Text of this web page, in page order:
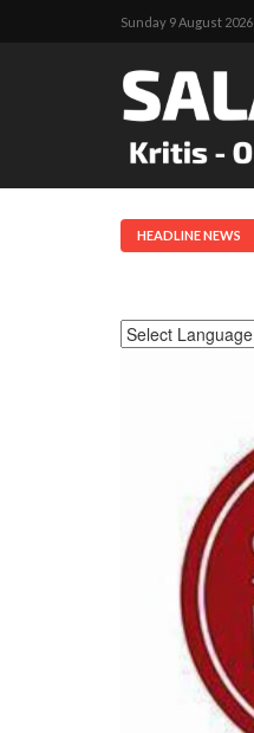
Sunday 9 August 2026
HEADLINE NEWS